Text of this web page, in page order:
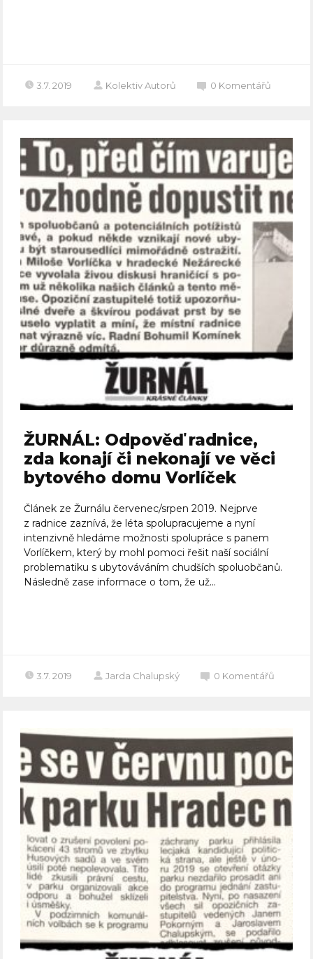
3.7. 2019 Kolektiv Autorů 0 Komentářů
ŽURNÁL: Odpověď radnice,
zda konají či nekonají ve věci
bytového domu Vorlíček
Článek ze Žurnálu červenec/srpen 2019. Nejprve
z radnice zaznívá, že léta spolupracujeme a nyní
intenzivně hledáme možnosti spolupráce s panem
Vorlíčkem, který by mohl pomoci řešit naší sociální
problematiku s ubytováváním chudších spoluobčanů.
Následně zase informace o tom, že už...
3.7. 2019 Jarda Chalupský 0 Komentářů